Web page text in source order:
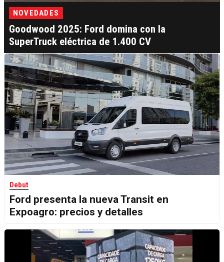
NOVEDADES
Goodwood 2025: Ford domina con la
SuperTruck eléctrica de 1.400 CV
Debut
Ford presenta la nueva Transit en
Expoagro: precios y detalles